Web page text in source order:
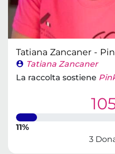
Tatiana Zancaner -
Tatiana Zancaner
La raccolta sostiene
11%
3